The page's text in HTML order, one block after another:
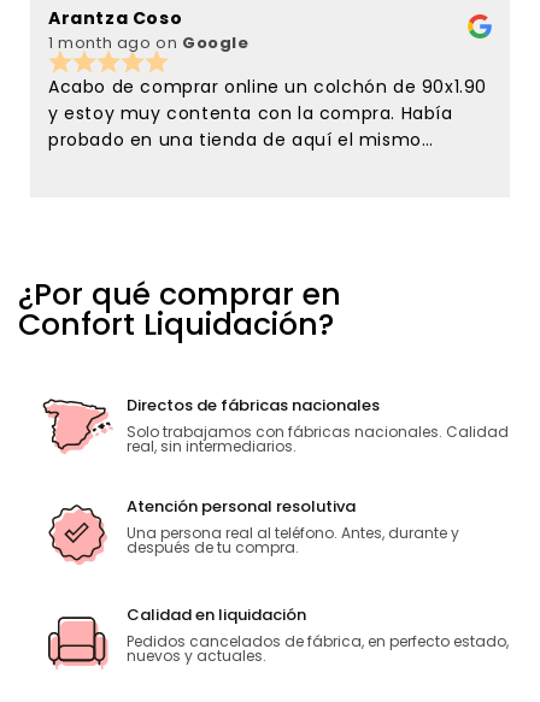
Arantza Coso
1 month agoon Google
Acabo de comprar online un colchón de 90x1.90
y estoy muy contenta con la compra. Había
probado en una tienda de aquí el mismo
recibida . Tanto Javier como Ana desde el
primer momento han sido muy amables y
recomendar. El que una empresa siga adelante
no solo depende de los precios sino de la gente
que la atiende. Muchas gracias.
¿Por qué comprar en
Confort Liquidación?
Directos de fábricas nacionales
Solo trabajamos con fábricas nacionales. Calidad
real, sin intermediarios.
Atención personal resolutiva
Una persona real al teléfono. Antes, durante y
después de tu compra.
Calidad en liquidación
Pedidos cancelados de fábrica, en perfecto estado,
nuevos y actuales.